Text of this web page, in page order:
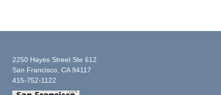
2250 Hayes Street Ste 612
San Francisco, CA 94117
415-752-1122